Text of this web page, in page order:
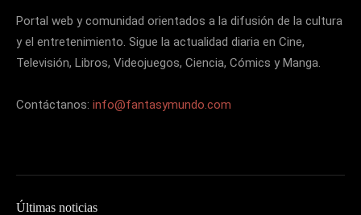
Portal web y comunidad orientados a la difusión de la cultura
y el entretenimiento. Sigue la actualidad diaria en Cine,
Televisión, Libros, Videojuegos, Ciencia, Cómics y Manga.
Contáctanos: info@fantasymundo.com
Últimas noticias